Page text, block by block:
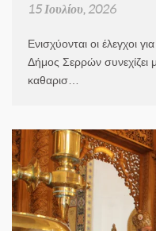
15 Ιουλίου, 2026
Ενισχύονται οι έλεγχοι
Δήμος Σερρών συνεχίζει
καθαρισ…